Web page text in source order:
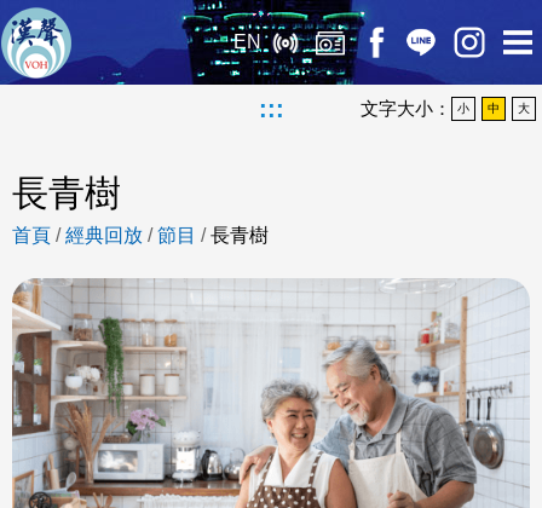
EN
::: 文字大小： 小 中 大
長青樹
首頁 /經典回放 /節目 /長青樹